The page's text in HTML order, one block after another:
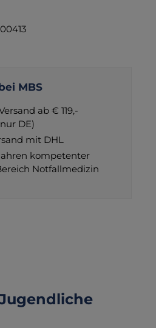
MBS
ab € 119,-
DE)
mit DHL
kompetenter
Notfallmedizin